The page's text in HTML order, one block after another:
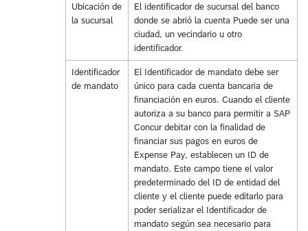
Ubicación de
la sucursal
El identificador de sucursal del banco
donde se abrió la cuenta Puede ser una
ciudad, un vecindario u otro
identificador.
Identificador
de mandato
El Identificador de mandato debe ser
único para cada cuenta bancaria de
financiación en euros. Cuando el cliente
autoriza a su banco para permitir a SAP
Concur debitar con la finalidad de
financiar sus pagos en euros de
Expense Pay, establecen un ID de
mandato. Este campo tiene el valor
predeterminado del ID de entidad del
cliente y el cliente puede editarlo para
poder serializar el Identificador de
mandato según sea necesario para